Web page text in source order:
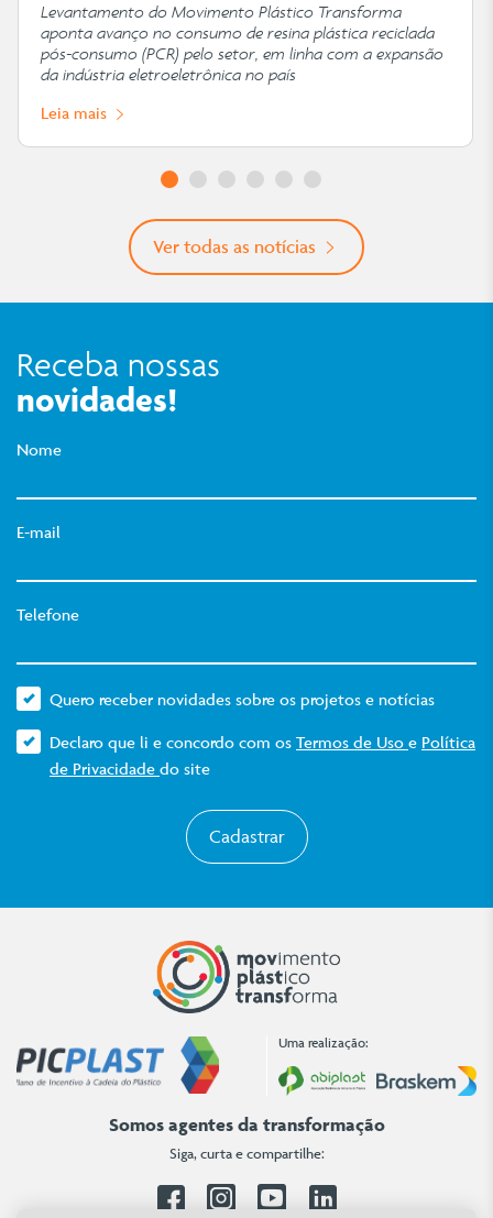
Levantamento do Movimento Plástico Transforma
aponta avanço no consumo de resina plástica reciclada
pós-consumo (PCR) pelo setor, em linha com a expansão
da indústria eletroeletrônica no país
Leia mais
Ver todas as notícias
Receba nossas
novidades!
Nome
E-mail
Telefone
Quero receber novidades sobre os projetos e notícias
Declaro que li e concordo com os Termos de Uso e Política
de Privacidade do site
Cadastrar
Uma realização:
Somos agentes da transformação
Siga, curta e compartilhe:
Facebook
Instagram
YoutubeLinkedin